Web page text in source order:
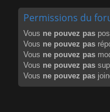
Permissions du
Vous ne pouvez pas
Vous ne pouvez pas
Vous ne pouvez pas
Vous ne pouvez pas
Vous ne pouvez pas